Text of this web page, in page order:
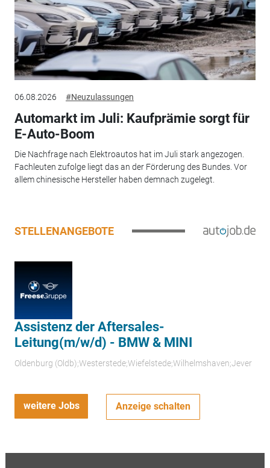
06.08.2026 #Neuzulassungen
Automarkt im Juli: Kaufprämie sorgt für
E-Auto-Boom
Die Nachfrage nach Elektroautos hat im Juli stark angezogen.
Fachleuten zufolge liegt das an der Förderung des Bundes. Vor
allem chinesische Hersteller haben demnach zugelegt.
STELLENANGEBOTE
Assistenz der Aftersales-
Leitung(m/w/d) - BMW & MINI
Oldenburg (Oldb);Westerstede;Wiefelstede;Wilhelmshaven;Jever
weitere Jobs Anzeige schalten